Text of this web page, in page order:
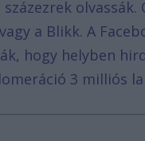
olvassák.
a Blikk. A
hogy helyben
3 milliós